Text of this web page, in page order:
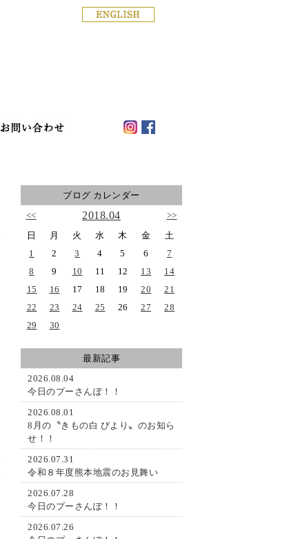
お問い合わせ
ブログ カレンダー
<<
2018.04
>>
日
月 火 水 木 金
土
1
2 3 4 5 6
7
8
9 10 11 12 13
14
15
16 17 18 19 20
21
22
23 24 25 26 27
28
29
30
最新記事
2026.08.04
今日のプーさんぽ！！
2026.08.01
8月の〝きもの白 びより〟のお知ら
せ！！
2026.07.31
令和８年度熊本地震のお見舞い
2026.07.28
今日のプーさんぽ！！
2026.07.26